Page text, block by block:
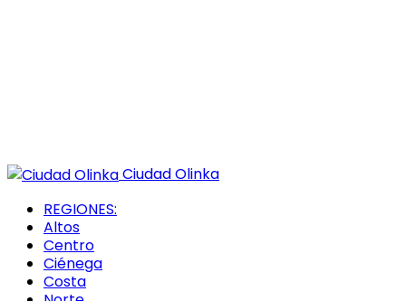
Ciudad Olinka
REGIONES:
Altos
Centro
Ciénega
Costa